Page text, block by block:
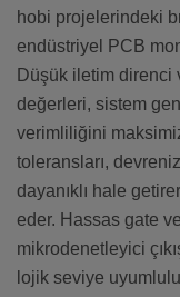
hobi projelerindeki
endüstriyel PCB
Düşük iletim
değerleri, sistem
verimliliğini
toleransları,
dayanıklı hale
eder. Hassas gate
mikrodenetleyici
lojik seviye